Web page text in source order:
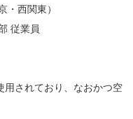
西関東）
従業員
されており、なおかつ空